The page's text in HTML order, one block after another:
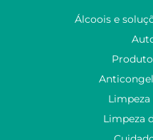
Álcoois e
Limpeza